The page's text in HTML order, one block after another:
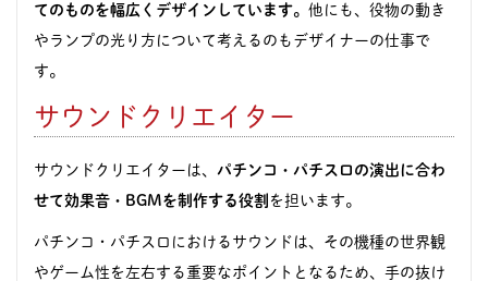
てのものを幅広くデザインしています。 他にも、役物の動き
やランプの光り方について考えるのもデザイナーの仕事で
す。
サウンドクリエイター
サウンドクリエイターは、 パチンコ・パチスロの演出に合わ
せて効果音・BGMを制作する役割 を担います。
パチンコ・パチスロにおけるサウンドは、その機種の世界観
やゲーム性を左右する重要なポイントとなるため、手の抜け